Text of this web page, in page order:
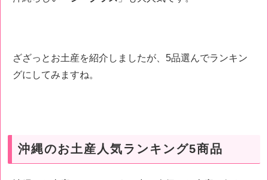
ざざっとお土産を紹介しましたが、5品選んでランキン
グにしてみますね。
沖縄のお土産人気ランキング5商品